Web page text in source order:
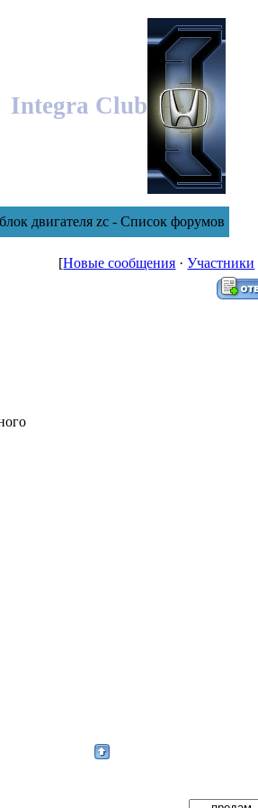
Integra Club
двигателя zc - Список форумов
[Новые сообщения ·Участники